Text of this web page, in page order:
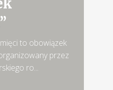
to obowiązek
przez
ro...